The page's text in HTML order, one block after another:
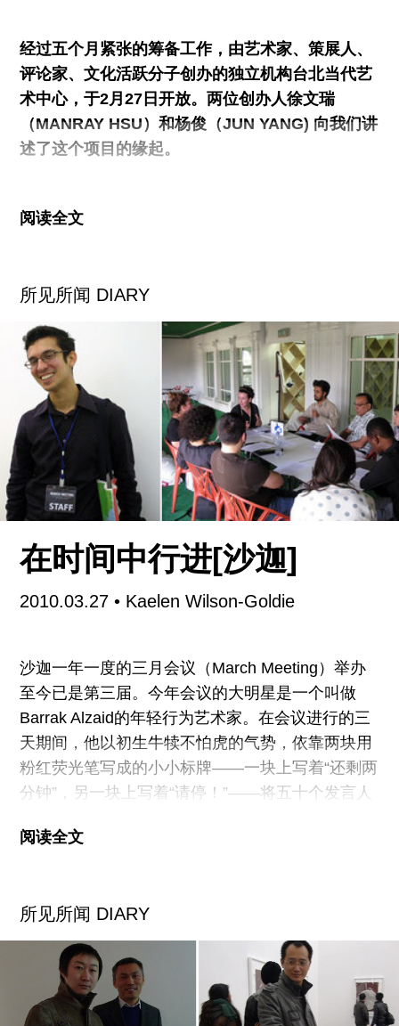
来宾不少，食欲旺盛，食物却供应得很慢。我没有
等到咖哩饭出炉，只等到尤伦斯当代艺术中心的讲
座于七点四十结束后，奥拉维尔•埃利亚松和马岩松
一行也出现在“唐人”。趁机拍了一张两位艺术家的
经过五个月紧张的筹备工作，由艺术家、策展人、
评论家、文化活跃分子创办的独立机构台北当代艺
术中心，于2月27日开放。两位创办人徐文瑞
（MANRAY HSU）和杨俊（JUN YANG) 向我们讲
述了这个项目的缘起。
作品。他策划的一个项目引起人们对当代艺术展览
空间、还是一间公寓呢？这一项目关注的是台北，
所以第一步就是要与台北的艺术群体对话。
那件作品从某点上讲就好像一个办公室的功能一
样；我们把一面旗放在了双年展期间我们使用的一
座建筑上，上面写的是A CONTEMPORARY ART
CENTER TAIPEI – A PROPOSAL（一个当代艺术
中心—台北提案）。还有一个发布会，将本地的艺
术专家聚在了一起，讨论台湾如今发生的一切。这
样，杨俊的个人作品就变成了一个集体项目，努力
满足与此有关的每个人的期望，但是它也具有严肃
的诉求，作为一个独立于经济或政治影响的更广阔
的讨论平台，它该如何运作发展。
行的一场更为集中的尝试，对于一个空间该如何运
作和规划，他们确实进行了认真思考。去年夏天，
这个项目进行的第一阶段里，一位开发商在批给了
我们一个场地，他在台北西门买了好多楼。他们给
了我们两座相连的四层楼。当然，我们还要募集资
金进行装修，我们的首展2月27日开幕，主要是台
（Michael
阅读全文
所见所闻 DIARY
在时间中行进[沙迦]
2010.03.27• Kaelen Wilson-Goldie
沙迦一年一度的三月会议（March Meeting）举办
至今已是第三届。今年会议的大明星是一个叫做
Barrak Alzaid的年轻行为艺术家。在会议进行的三
天期间，他以初生牛犊不怕虎的气势，依靠两块用
粉红荧光笔写成的小小标牌——一块上写着“还剩两
分钟”，另一块上写着“请停！”——将五十个发言人
翻译，策展人Okwui Enwezor谈文献库）的演讲时
Alzaid坐在会议厅最前排，脖子上挂着一张工作人
员的胸卡，膝盖上放着一台笔记本电脑，时不时抬
起头或者亮出标牌，温柔地提醒每个发言人他们的
时间不多了。如果没有他，照这样的密度，今年的
三月会议根本就不可能完成原定任务。在他的协助
阅读全文
所见所闻 DIARY